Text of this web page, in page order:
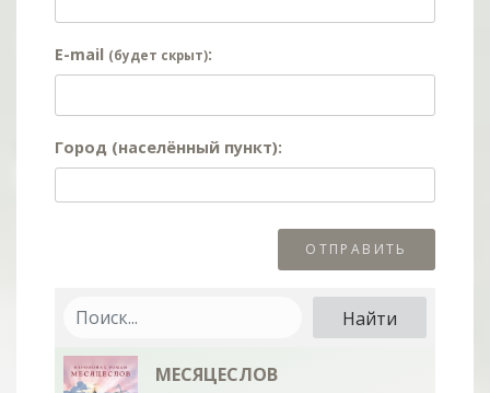
E-mail (будет скрыт):
Город (населённый пункт):
МЕСЯЦЕСЛОВ